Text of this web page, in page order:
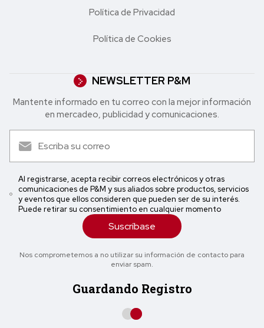
Política de Privacidad
Política de Cookies
NEWSLETTER P&M
Mantente informado en tu correo con la mejor in formación
en mercadeo, publicidad y comunicaciones.
Al registrarse, acepta recibir correos electrónicos y otras
comunicaciones de P&M y sus aliados sobre productos, servicios
y eventos que ellos consideren que pueden ser de su interés.
Puede retirar su consentimiento en cualquier momento
Suscríbase
Nos comprometemos a no utilizar su información de contacto para
enviar spam.
Guardando Registro